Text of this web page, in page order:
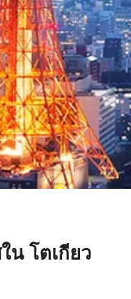
น โตเกียว